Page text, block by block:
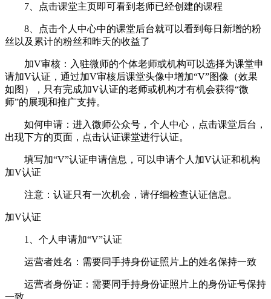
7、点击课堂主页即可看到老师已经创建的课程
8、点击个人中心中的课堂后台就可以看到每日新增的粉
丝以及累计的粉丝和昨天的收益了
加V审核：入驻微师的个体老师或机构可以选择为课堂申
请加V认证，通过加V审核后课堂头像中增加“V”图像（效果
如图），只有完成加V认证的老师或机构才有机会获得“微
师”的展现和推广支持。
如何申请：进入微师公众号，个人中心，点击课堂后台，
出现下方的页面，点击认证课堂进行认证。
填写加“V”认证申请信息，可以申请个人加V认证和机构
加V认证
注意：认证只有一次机会，请仔细检查认证信息。
加V认证
1、个人申请加“V”认证
运营者姓名：需要同手持身份证照片上的姓名保持一致
运营者身份证：需要同手持身份证照片上的身份证号保持
一致